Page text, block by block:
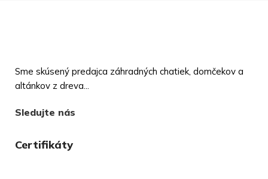
Sme skúsený predajca záhradných chatiek, domčekov a
altánkov z dreva...
Sledujte nás
Certifikáty